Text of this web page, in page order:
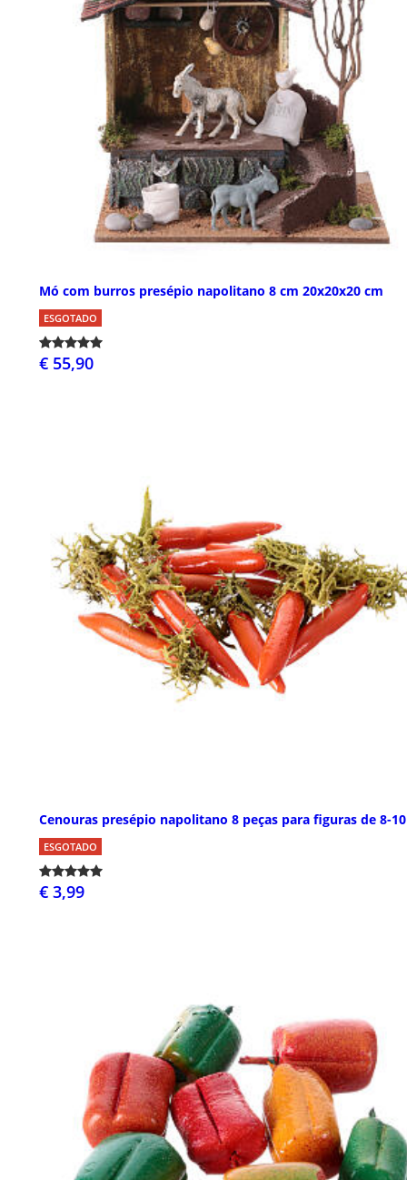
Mó com burros presépio napolitano 8 cm 20x20x20 cm
ESGOTADO
€ 55,90
Cenouras presépio napolitano 8 peças para figuras de 8-
ESGOTADO
€ 3,99